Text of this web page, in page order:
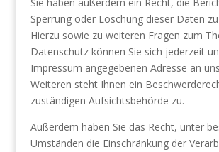
Sperrung oder Löschung dieser Daten
Hierzu sowie zu weiteren Fragen zum
Datenschutz können Sie sich jederzeit
Impressum angegebenen Adresse an
Weiteren steht Ihnen ein
zuständigen Aufsichtsbehörde zu.
Außerdem haben Sie das Recht, unter
Umständen die Einschränkung der